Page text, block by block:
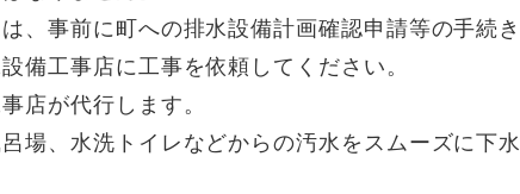
、事前に町への排水設備計画確認申請等の手続き
備工事店に工事を依頼してください。
店が代行します。
場、水洗トイレなどからの汚水をスムーズに下水